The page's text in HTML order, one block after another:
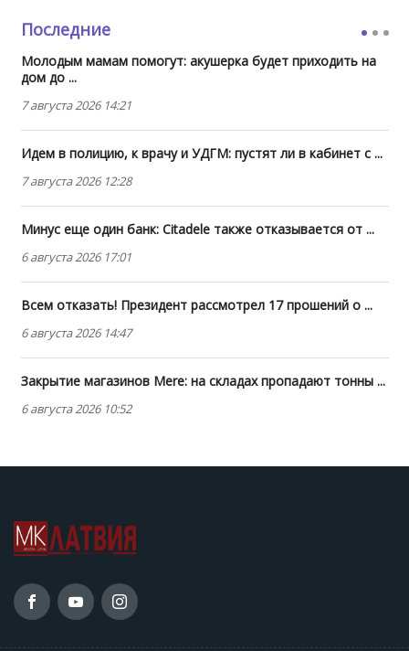
Последние
Молодым мамам помогут: акушерка будет приходить на
дом до ...
7 августа 2026 14:21
Идем в полицию, к врачу и УДГМ: пустят ли в кабинет с ...
7 августа 2026 12:28
Минус еще один банк: Citadele также отказывается от ...
6 августа 2026 17:01
Всем отказать! Президент рассмотрел 17 прошений о ...
6 августа 2026 14:47
Закрытие магазинов Mere: на складах пропадают тонны ...
6 августа 2026 10:52